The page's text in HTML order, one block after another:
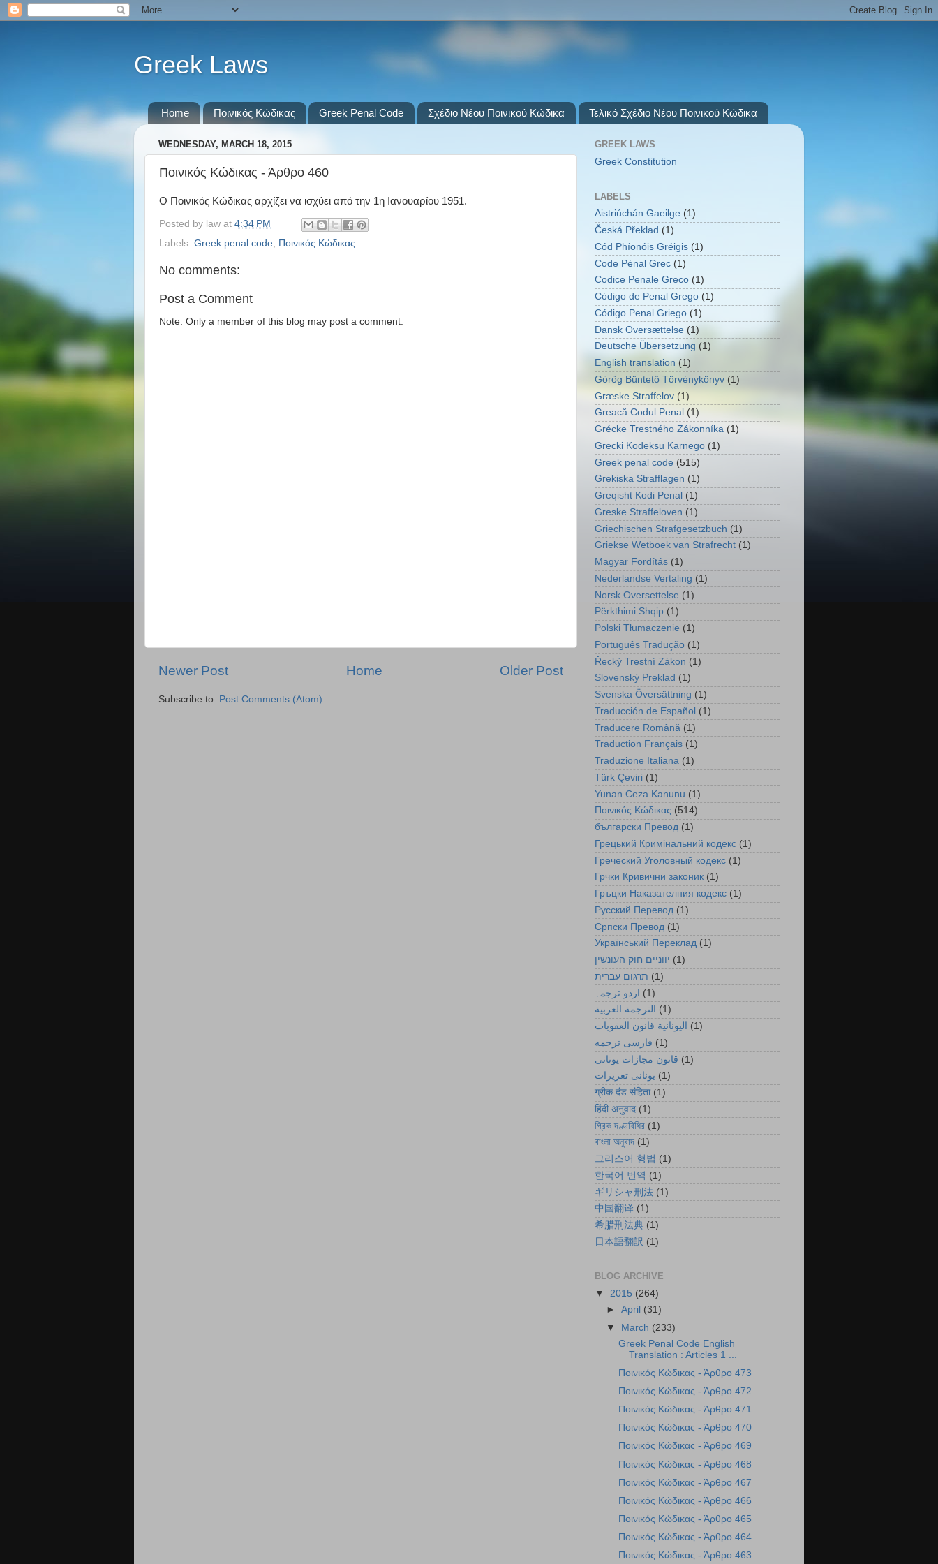
Greek Laws
Home Ποινικός Κώδικας Greek Penal Code Σχέδιο Νέου Ποινικού Κώδικα Τελικό Σχέδιο Νέου Ποινικού Κώδικα
WEDNESDAY, MARCH 18, 2015
Ποινικός Κώδικας - Άρθρο 460
Ο Ποινικός Κώδικας αρχίζει να ισχύει από την 1η Ιανουαρίου 1951.
Posted by law at 4:34 PM
Labels: Greek penal code Ποινικός Κώδικας
No comments:
Post a Comment
Note: Only a member of this blog may post a comment.
Newer Post Older Post
Home
Subscribe to: Post Comments (Atom)
GREEK LAWS
Greek Constitution
LABELS
Aistriúchán Gaeilge (1)
Česká Překlad (1)
Cód Phíonóis Gréigis (1)
Code Pénal Grec (1)
Codice Penale Greco (1)
Código de Penal Grego (1)
Código Penal Griego (1)
Dansk Oversættelse (1)
Deutsche Übersetzung (1)
English translation (1)
Görög Büntető Törvénykönyv (1)
Græske Straffelov (1)
Greacă Codul Penal (1)
Grécke Trestného Zákonníka (1)
Grecki Kodeksu Karnego (1)
Greek penal code (515)
Grekiska Strafflagen (1)
Greqisht Kodi Penal (1)
Greske Straffeloven (1)
Griechischen Strafgesetzbuch (1)
Griekse Wetboek van Strafrecht (1)
Magyar Fordítás (1)
Nederlandse Vertaling (1)
Norsk Oversettelse (1)
Përkthimi Shqip (1)
Polski Tłumaczenie (1)
Português Tradução (1)
Řecký Trestní Zákon (1)
Slovenský Preklad (1)
Svenska Översättning (1)
Traducción de Español (1)
Traducere Română (1)
Traduction Français (1)
Traduzione Italiana (1)
Türk Çeviri (1)
Yunan Ceza Kanunu (1)
Ποινικός Κώδικας (514)
български Превод (1)
Грецький Кримінальний кодекс (1)
Греческий Уголовный кодекс (1)
Грчки Кривични законик (1)
Гръцки Наказателния кодекс (1)
Русский Перевод (1)
Српски Превод (1)
Український Переклад (1)
יווניים חוק העונשין (1)
תרגום עברית (1)
اردو ترجمہ (1)
الترجمة العربية
(1)
اليونانية قانون العقوبات
(1)
فارسی ترجمه (1)
قانون مجازات یونانی (1)
یونانی تعزیرات (1)
ग्रीक दंड संहिता (1)
हिंदी अनुवाद (1)
গ্রিক দণ্ডবিধির (1)
বাংলা অনুবাদ (1)
그리스어 형법 (1)
한국어 번역 (1)
ギリシャ刑法 (1)
中国翻译 (1)
希腊刑法典 (1)
日本語翻訳 (1)
BLOG ARCHIVE
▼ 2015 (264)
►April (31)
▼
March (233)
Greek Penal Code English
Translation : Articles 1 ...
Ποινικός Κώδικας - Άρθρο 473
Ποινικός Κώδικας - Άρθρο 472
Ποινικός Κώδικας - Άρθρο 471
Ποινικός Κώδικας - Άρθρο 470
Ποινικός Κώδικας - Άρθρο 469
Ποινικός Κώδικας - Άρθρο 468
Ποινικός Κώδικας - Άρθρο 467
Ποινικός Κώδικας - Άρθρο 466
Ποινικός Κώδικας - Άρθρο 465
Ποινικός Κώδικας - Άρθρο 464
Ποινικός Κώδικας - Άρθρο 463